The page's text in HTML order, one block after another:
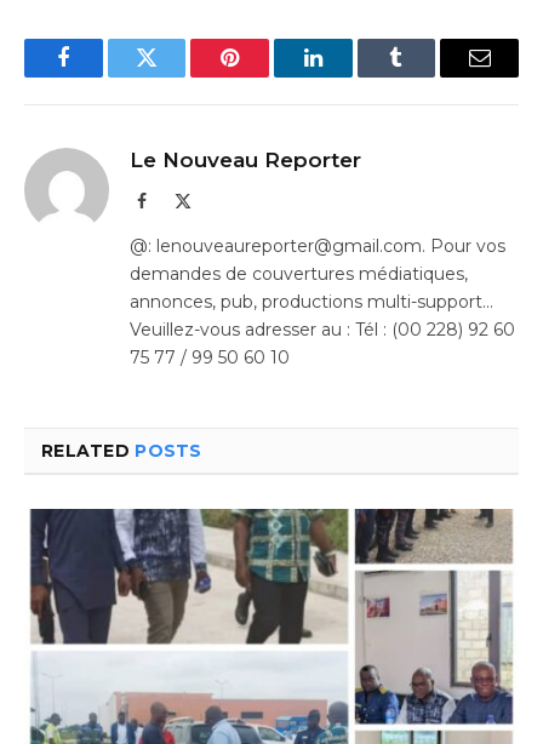
FacebookTwitter Pinterest LinkedInTumblr Email
Le Nouveau Reporter
Facebook
@: lenouveaureporter@gmail.com. Pour vos
demandes de couvertures médiatiques,
annonces, pub, productions multi-support…
Veuillez-vous adresser au : Tél : (00 228) 92 60
75 77 / 99 50 60 10
RELATED POSTS